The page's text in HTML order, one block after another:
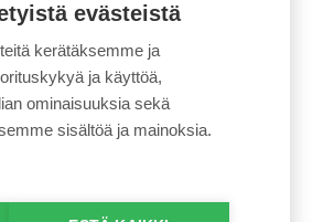
evästeistä
kerätäksemme ja
ja käyttöä,
ominaisuuksia sekä
sisältöä ja mainoksia.